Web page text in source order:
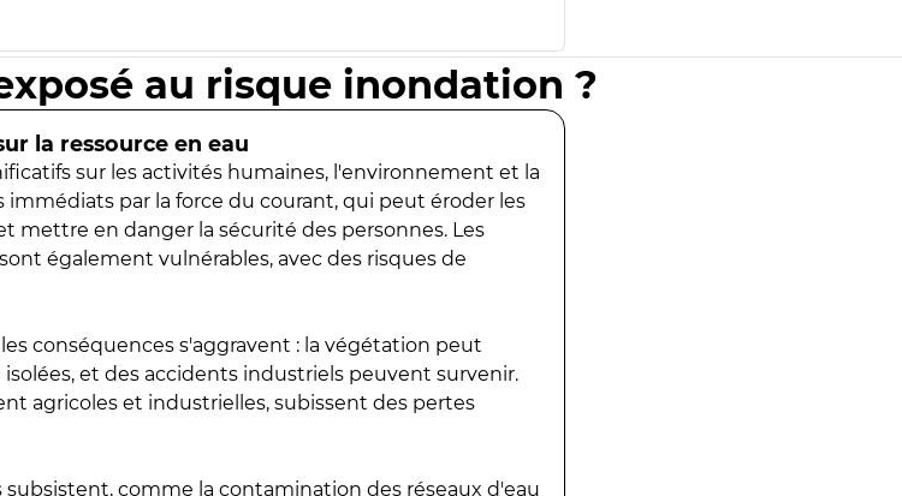
au risque inondation ?
la ressource en eau
sur les activités humaines, l'environnement et la
immédiats par la force du courant, qui peut éroder les
mettre en danger la sécurité des personnes. Les
également vulnérables, avec des risques de
conséquences s'aggravent : la végétation peut
et des accidents industriels peuvent survenir.
agricoles et industrielles, subissent des pertes
subsistent, comme la contamination des réseaux d'eau